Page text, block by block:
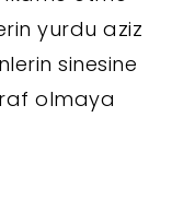
yurdu aziz
sinesine
olmaya